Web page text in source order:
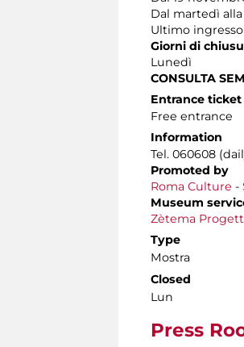
Dal martedì
Ultimo
Giorni di
Lunedì
CONSULTA
Entrance ticket
Free entrance
Information
Tel. 060608
Promoted by
Roma Culture -
Museum
Zètema
Type
Mostra
Closed
Lun
Press